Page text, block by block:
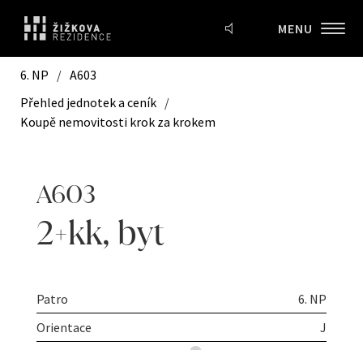
MENU
6. NP / A603
Přehled jednotek a ceník /
Koupě nemovitosti krok za krokem
A603
2+kk, byt
Patro
6. NP
Orientace
J